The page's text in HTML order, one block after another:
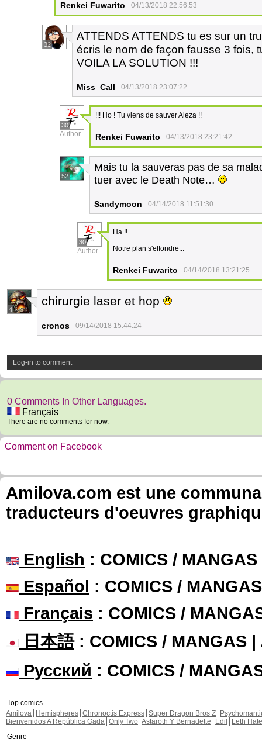
Renkei Fuwarito 04/13/2018 22:56:53
32
ATTENDS ATTENDS tu es sur un
écris le nom de façon fausse 3 fois,
VOILA LA SOLUTION !!!
Miss_Call 04/13/2018 23:07:22
30
Author
!!! Ho ! Tu viens de sauver Aleza !!
Renkei Fuwarito 04/13/2018 23:21:42
52
Mais tu la sauveras pas de sa
tuer avec le Death Note…
Sandymoon 04/14/2018 11:51:30
30
Author
Ha !!
Notre plan s'effondre...
Renkei Fuwarito 04/14/2018 13:21:25
4
chirurgie laser et hop
cronos 09/14/2018 15:44:24
Log-in to comment
0 Comments In Other Languages.
Français
There are no comments for now.
Comment on Facebook
Amilova.com est une
traducteurs d'oeuvres
English : COMICS /
Español : COMICS /
Français : COMICS /
日本語: COMICS / MANGAS |
Русский : COMICS /
Top comics
Amilova
Hemispheres Chronoctis Express Super Dragon Bros Z
Bienvenidos A República Gada Only Two Astaroth Y Bernadette Edil
Leth Hate
Genre